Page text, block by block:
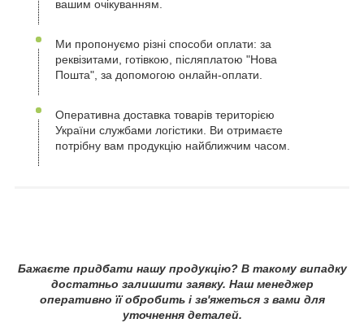
вашим очікуванням.
Ми пропонуємо різні способи оплати: за
реквізитами, готівкою, післяплатою "Нова
Пошта", за допомогою онлайн-оплати.
Оперативна доставка товарів територією
України службами логістики. Ви отримаєте
потрібну вам продукцію найближчим часом.
Бажаєте придбати нашу продукцію? В такому випадку
достатньо залишити заявку. Наш менеджер
оперативно її обробить і зв'яжеться з вами для
уточнення деталей.